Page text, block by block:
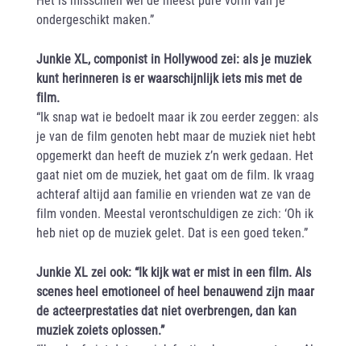
ondergeschikt maken.”
Junkie XL, componist in Hollywood zei: als je muziek
kunt herinneren is er waarschijnlijk iets mis met de
film.
“Ik snap wat ie bedoelt maar ik zou eerder zeggen: als
je van de film genoten hebt maar de muziek niet hebt
opgemerkt dan heeft de muziek z’n werk gedaan. Het
gaat niet om de muziek, het gaat om de film. Ik vraag
achteraf altijd aan familie en vrienden wat ze van de
film vonden. Meestal verontschuldigen ze zich: ‘Oh ik
heb niet op de muziek gelet. Dat is een goed teken.”
Junkie XL zei ook: “Ik kijk wat er mist in een film. Als
scenes heel emotioneel of heel benauwend zijn maar
de acteerprestaties dat niet overbrengen, dan kan
muziek zoiets oplossen.”